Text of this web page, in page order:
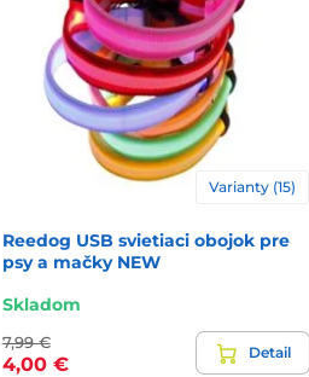
Varianty (15)
Reedog USB svietiaci obojok pre
psy a mačky NEW
Skladom
7,99 €
4,00 €
Detail